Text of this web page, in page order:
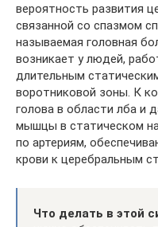
вероятность развития
связанной со спазмом
называемая головная
возникает у людей,
длительным
воротниковой зоны. К
голова в области лба и
мышцы в статическом
по артериям,
крови к церебральным
Что делать в этой